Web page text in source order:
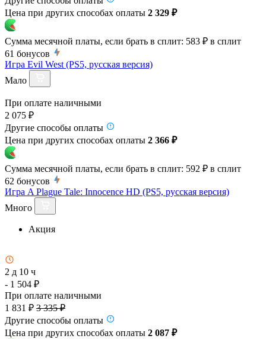
Цена при других способах оплаты 2 329 ₽
Сумма месячной платы, если брать в сплит: 583 ₽ в сплит
61 бонусов
Игра Evil West (PS5, русская версия)
Мало
При оплате наличными
2 075 ₽
Другие способы оплаты
Цена при других способах оплаты 2 366 ₽
Сумма месячной платы, если брать в сплит: 592 ₽ в сплит
62 бонусов
Игра A Plague Tale: Innocence HD (PS5, русская версия)
Много
Акция
2 д 10 ч
- 1 504 ₽
При оплате наличными
1 831 ₽ 3 335 ₽
Другие способы оплаты
Цена при других способах оплаты 2 087 ₽